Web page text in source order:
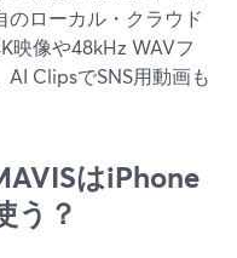
のローカル・クラウド
映像や48kHz WAVフ
ClipsでSNS用動画も
はiPhone
う？